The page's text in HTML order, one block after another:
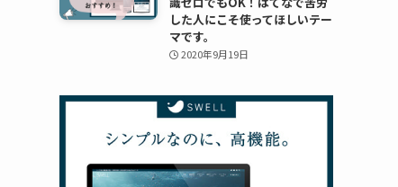
した人にこそ使ってほしいテー
マです。
2020年9月19日